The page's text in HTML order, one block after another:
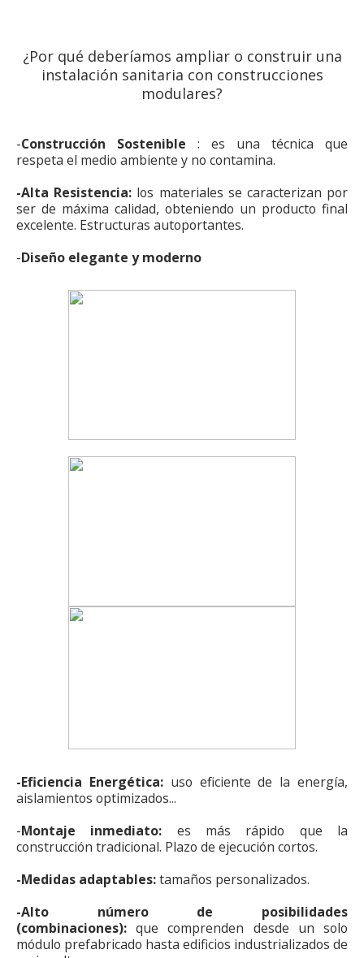
¿Por qué deberíamos ampliar o construir una
instalación sanitaria con construcciones
modulares?
-Construcción Sostenible : es una técnica que
respeta el medio ambiente y no contamina.
-Alta Resistencia: los materiales se caracterizan por
ser de máxima calidad, obteniendo un producto final
excelente. Estructuras autoportantes.
-Diseño elegante y moderno
-Eficiencia Energética: uso eficiente de la energía,
aislamientos optimizados...
-Montaje inmediato: es más rápido que la
construcción tradicional. Plazo de ejecución cortos.
-Medidas adaptables:tamaños personalizados.
-Alto número de posibilidades
(combinaciones): que comprenden desde un solo
módulo prefabricado hasta edificios industrializados de